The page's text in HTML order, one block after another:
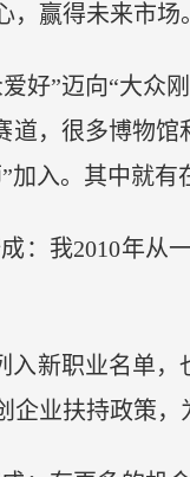
，赢得未来市场
好”迈向“大众
道，很多博物
加入。其中就
：我2010年从
入新职业名单
业扶持政策，